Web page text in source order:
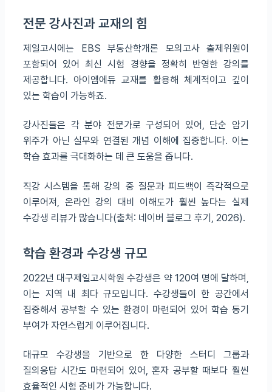
전문 강사진과 교재의 힘
제일고시에는 EBS 부동산학개론 모의고사 출제위원이
포함되어 있어 최신 시험 경향을 정확히 반영한 강의를
제공합니다. 아이엠에듀 교재를 활용해 체계적이고 깊이
있는 학습이 가능하죠.
강사진들은 각 분야 전문가로 구성되어 있어, 단순 암기
위주가 아닌 실무와 연결된 개념 이해에 집중합니다. 이는
학습 효과를 극대화하는 데 큰 도움을 줍니다.
직강 시스템을 통해 강의 중 질문과 피드백이 즉각적으로
이루어져, 온라인 강의 대비 이해도가 훨씬 높다는 실제
수강생 리뷰가 많습니다(출처: 네이버 블로그 후기, 2026).
학습 환경과 수강생 규모
2022년 대구제일고시학원 수강생은 약 120여 명에 달하며,
이는 지역 내 최다 규모입니다. 수강생들이 한 공간에서
집중해서 공부할 수 있는 환경이 마련되어 있어 학습 동기
부여가 자연스럽게 이루어집니다.
대규모 수강생을 기반으로 한 다양한 스터디 그룹과
질의응답 시간도 마련되어 있어, 혼자 공부할 때보다 훨씬
효율적인 시험 준비가 가능합니다.